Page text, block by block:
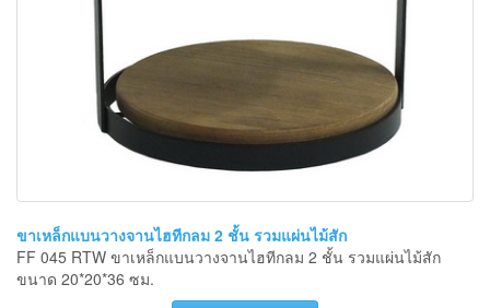
ขาเหล็กแบนวางจานไฮทีกลม 2 ชั้น รวมแผ่นไม้สัก
FF 045 RTW ขาเหล็กแบนวางจานไฮทีกลม 2 ชั้น รวมแผ่นไม้สัก
ขนาด 20*20*36 ซม.